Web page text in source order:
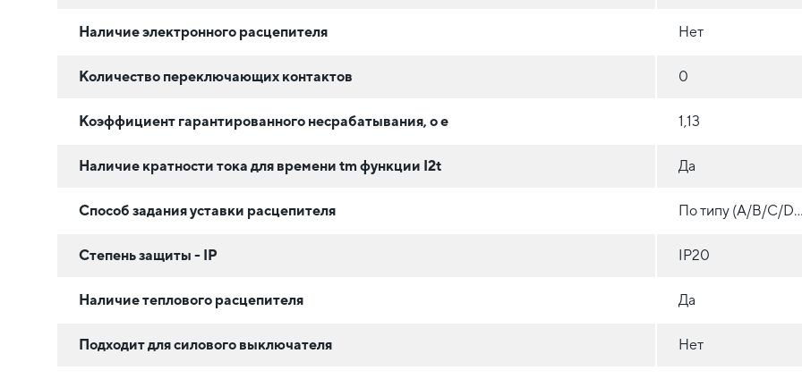
Наличие электронного расцепителя Нет
Количество переключающих контактов 0
Коэффициент гарантированного несрабатывания, o e 1,13
Наличие кратности тока для времени tm функции I2t Да
Способ задания уставки расцепителя По типу (A/B/C/
Степень защиты - IP IP20
Наличие теплового расцепителя Да
Подходит для силового выключателя Нет